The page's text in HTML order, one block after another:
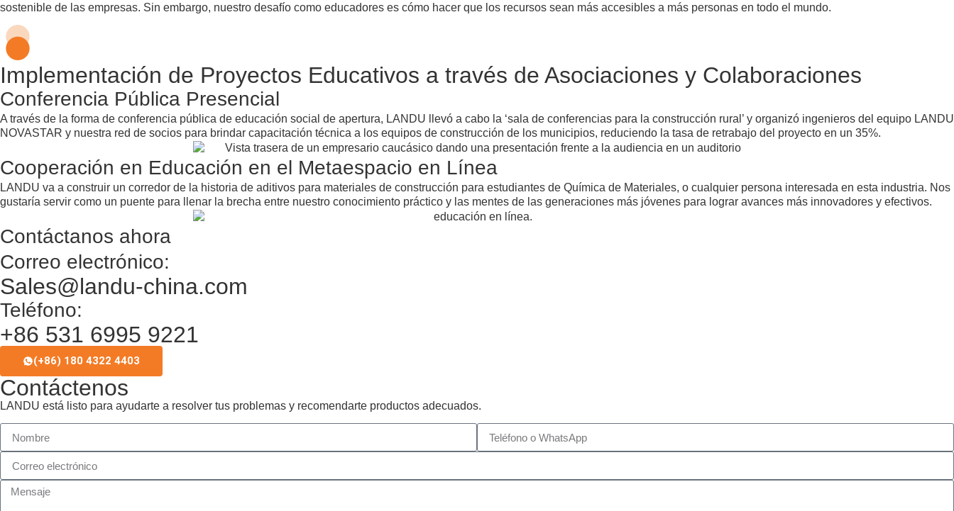
sostenible de las empresas. Sin embargo, nuestro desafío como educadores es cómo hacer que los recursos sean más accesibles a más personas en todo el mundo.
Implementación de Proyectos Educativos a través de Asociaciones y Colaboraciones
Conferencia Pública Presencial
A través de la forma de conferencia pública de educación social de apertura, LANDU llevó a cabo la ‘sala de conferencias para la construcción rural’ y organizó ingenieros del equipo LANDU
NOVASTAR y nuestra red de socios para brindar capacitación técnica a los equipos de construcción de los municipios, reduciendo la tasa de retrabajo del proyecto en un 35%.
Cooperación en Educación en el Metaespacio en Línea
LANDU va a construir un corredor de la historia de aditivos para materiales de construcción para estudiantes de Química de Materiales, o cualquier persona interesada en esta industria. Nos
gustaría servir como un puente para llenar la brecha entre nuestro conocimiento práctico y las mentes de las generaciones más jóvenes para lograr avances más innovadores y efectivos.
Contáctanos ahora
Correo electrónico:
Sales@landu-china.com
Teléfono:
+86 531 6995 9221
(+86) 180 4322 4403
Contáctenos
LANDU está listo para ayudarte a resolver tus problemas y recomendarte productos adecuados.